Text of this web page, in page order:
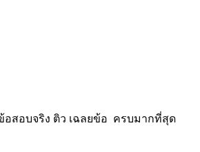
อสอบจริง ติว เฉลยข้อ ครบมากที่สุด